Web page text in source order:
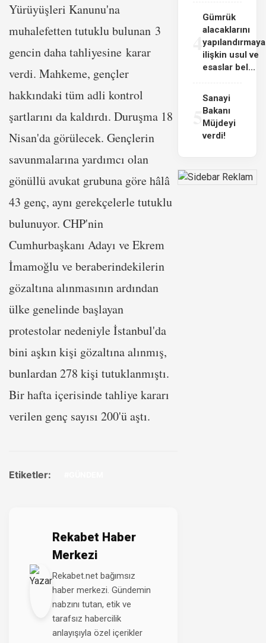
Yürüyüşleri Kanunu'na
muhalefetten tutuklu bulunan 3
gencin daha tahliyesine karar
verdi. Mahkeme, gençler
hakkındaki tüm adli kontrol
şartlarını da kaldırdı. Duruşma 18
Nisan'da görülecek. Gençlerin
savunmalarına yardımcı olan
gönüllü avukat grubuna göre hâlâ
43 genç, aynı gerekçelerle tutuklu
bulunuyor. CHP'nin
Cumhurbaşkanı Adayı ve Ekrem
İmamoğlu ve beraberindekilerin
gözaltına alınmasının ardından
ülke genelinde başlayan
protestolar nedeniyle İstanbul'da
bini aşkın kişi gözaltına alınmış,
bunlardan 278 kişi tutuklanmıştı.
Bir hafta içerisinde tahliye kararı
verilen genç sayısı 200'ü aştı.
Etiketler:
Rekabet Haber
Merkezi
Rekabet.net bağımsız
haber merkezi. Gündemin
nabzını tutan, etik ve
tarafsız habercilik
anlayışıyla özel içerikler
4
Gümrük
alacaklarını
yapılandırmaya
ilişkin usul ve
esaslar bel...
Sanayi
Bakanı
Müjdeyi
verdi!